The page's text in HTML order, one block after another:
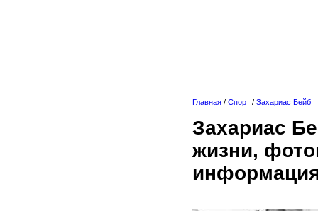
Главная / Спорт / Захариас Бейб
Захариас
жизни,